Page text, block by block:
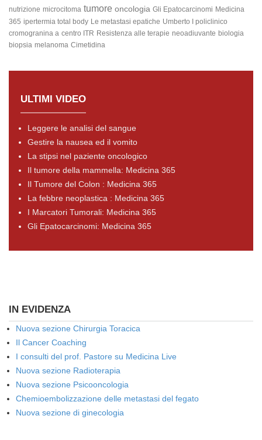
nutrizione microcitoma tumore oncologia Gli Epatocarcinomi Medicina
365 ipertermia total body Le metastasi epatiche Umberto I policlinico
cromogranina a centro ITR Resistenza alle terapie neoadiuvante biologia
biopsia melanoma Cimetidina
ULTIMI VIDEO
Leggere le analisi del sangue
Gestire la nausea ed il vomito
La stipsi nel paziente oncologico
Il tumore della mammella: Medicina 365
Il Tumore del Colon : Medicina 365
La febbre neoplastica : Medicina 365
I Marcatori Tumorali: Medicina 365
Gli Epatocarcinomi: Medicina 365
IN EVIDENZA
Nuova sezione Chirurgia Toracica
Il Cancer Coaching
I consulti del prof. Pastore su Medicina Live
Nuova sezione Radioterapia
Nuova sezione Psicooncologia
Chemioembolizzazione delle metastasi del fegato
Nuova sezione di ginecologia